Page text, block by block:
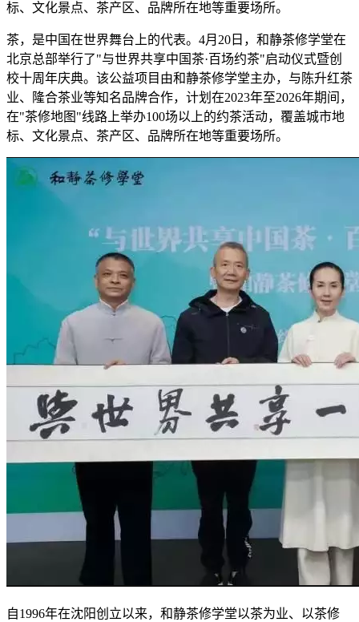
标、文化景点、茶产区、品牌所在地等重要场所。
茶，是中国在世界舞台上的代表。4月20日，和静茶修学堂在
北京总部举行了"与世界共享中国茶·百场约茶"启动仪式暨创
校十周年庆典。该公益项目由和静茶修学堂主办，与陈升红茶
业、隆合茶业等知名品牌合作，计划在2023年至2026年期间，
在"茶修地图"线路上举办100场以上的约茶活动，覆盖城市地
标、文化景点、茶产区、品牌所在地等重要场所。
自1996年在沈阳创立以来，和静茶修学堂以茶为业、以茶修